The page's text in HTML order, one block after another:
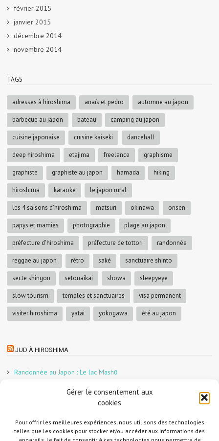
Gérer le consentement aux
cookies
Pour offrir les meilleures expériences, nous utilisons des technologies
telles que les cookies pour stocker et/ou accéder aux informations des
février 2015
janvier 2015
décembre 2014
novembre 2014
TAGS
adresses à hiroshima anaïs et pedro automne au japon
barbecue au japon bateau camping au japon
cuisine japonaise cuisine kaiseki dancehall
deep hiroshima etajima freelance graphisme
graphiste graphiste au japon hamada hiking
hiroshima karaoke le japon rural
les 4 saisons d'hiroshima matsuri okinawa onsen
papys et mamies photographie plage au japon
préfecture d'hiroshima préfecture de tottori randonnée
reggae au japon rétro saké sanctuaire shinto
secte shingon setonaikai showa sleepyeye
slow tourism temples et sanctuaires visa permanent
visiter hiroshima yatai yokogawa été au japon
JUD À HIROSHIMA
Randonnée au Japon : Le lac Mashū
En direct sur Adobe France !
Un café et des cabanes dans la forêt
Slow Tourism à Tomo-no-Ura